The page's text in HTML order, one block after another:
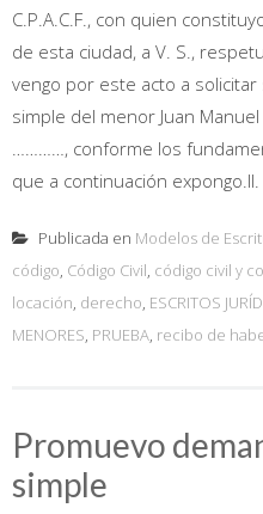
C.P.A.C.F., con quien
de esta ciudad, a V. S.,
vengo por este acto a
simple del menor Juan
…………, conforme los
que a continuación expongo.II.
Publicada en Modelos de
código, Código Civil, código civil y
locación, derecho, ESCRITOS
MENORES, PRUEBA, recibo de
Promuevo
simple